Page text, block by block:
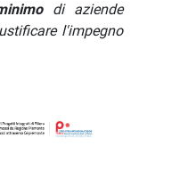
di aziende
l'impegno